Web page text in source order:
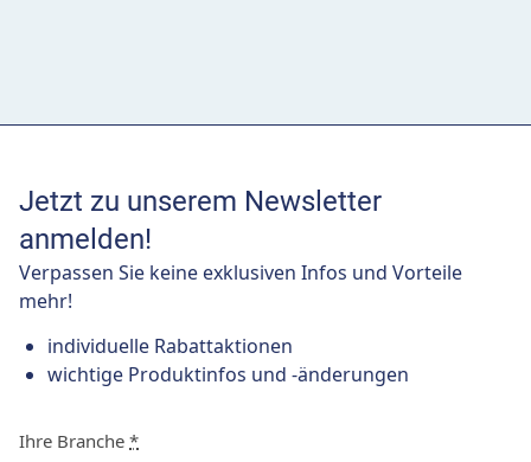
Jetzt zu unserem Newsletter
anmelden!
Verpassen Sie keine exklusiven Infos und Vorteile
mehr!
individuelle Rabattaktionen
wichtige Produktinfos und -änderungen
Ihre Branche *